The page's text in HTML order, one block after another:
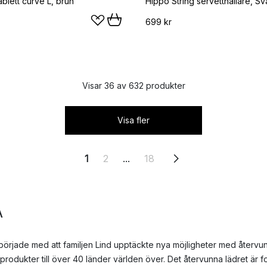
699 kr
Visar 36 av 632 produkter
Visa fler
1 2 ... 18
med att familjen Lind upptäckte nya möjligheter med
till över 40 länder världen över. Det återvunna lädret är